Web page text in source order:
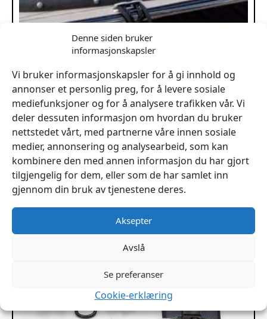
Denne siden bruker
informasjonskapsler
Vi bruker informasjonskapsler for å gi innhold og
annonser et personlig preg, for å levere sosiale
mediefunksjoner og for å analysere trafikken vår. Vi
deler dessuten informasjon om hvordan du bruker
nettstedet vårt, med partnerne våre innen sosiale
medier, annonsering og analysearbeid, som kan
kombinere den med annen informasjon du har gjort
tilgjengelig for dem, eller som de har samlet inn
gjennom din bruk av tjenestene deres.
Aksepter
Avslå
Se preferanser
Cookie-erklæring
Bytte vindu kalesje/presenning inntil 130x130cm
Legg I Handlekurv